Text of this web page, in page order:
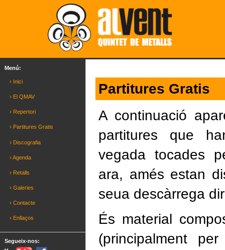
Menú:
› Inici
› El QMAV
› Repertori
› Partitures Gratis
› Discografia
› Agenda
› Retalls
› Galeries
› Contacte
› Enllaços
Segueix-nos:
Partitures Gratis
A continuació
partitures que
vegada tocades
ara, amés estan
seua descàrrega
És material
(principalment